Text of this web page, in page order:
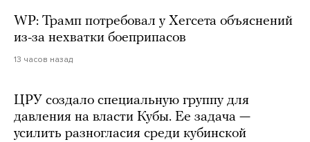
WP: Трамп потребовал у Хегсета объяснений
из-за нехватки боеприпасов
13 часов назад
ЦРУ создало специальную группу для
давления на власти Кубы. Ее задача —
усилить разногласия среди кубинской